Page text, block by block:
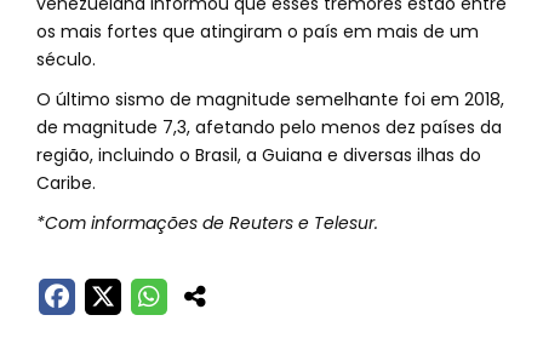
os mais fortes que atingiram o país em mais de um
século.
O último sismo de magnitude semelhante foi em 2018,
de magnitude 7,3, afetando pelo menos dez países da
região, incluindo o Brasil, a Guiana e diversas ilhas do
Caribe.
*Com informações de Reuters e Telesur.